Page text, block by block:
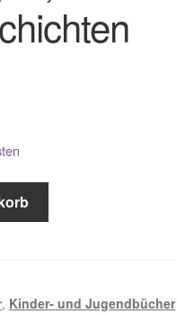
, Kinder- und Jugendbücher